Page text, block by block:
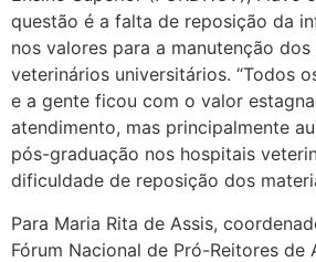
questão é a falta de reposição da
nos valores para a manutenção
veterinários universitários. “Todos
e a gente ficou com o valor
atendimento, mas principalmente
pós-graduação nos hospitais
dificuldade de reposição dos
Para Maria Rita de Assis,
Fórum Nacional de Pró-Reitores de